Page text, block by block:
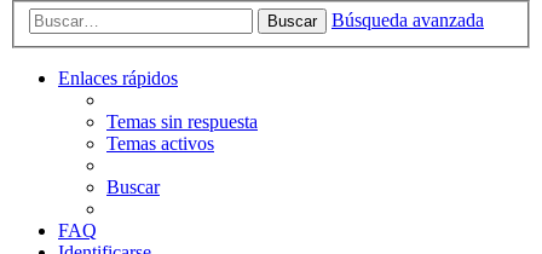
Buscar Búsqueda avanzada
Enlaces rápidos
Temas sin respuesta
Temas activos
Buscar
FAQ